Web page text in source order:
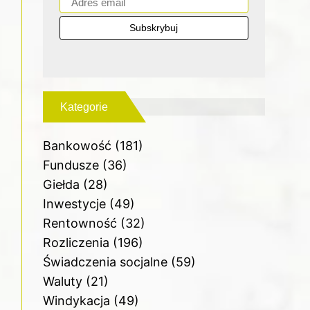
Kategorie
Bankowość (181)
Fundusze(36)
Giełda (28)
Inwestycje(49)
Rentowność (32)
Rozliczenia (196)
Świadczenia socjalne(59)
Waluty(21)
Windykacja (49)